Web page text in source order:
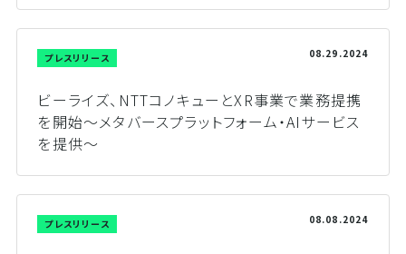
プレスリリース 08.29.2024
ビーライズ、NTTコノキューとXR事業で業務提携
を開始～メタバースプラットフォーム・AIサービス
を提供～
プレスリリース 08.08.2024